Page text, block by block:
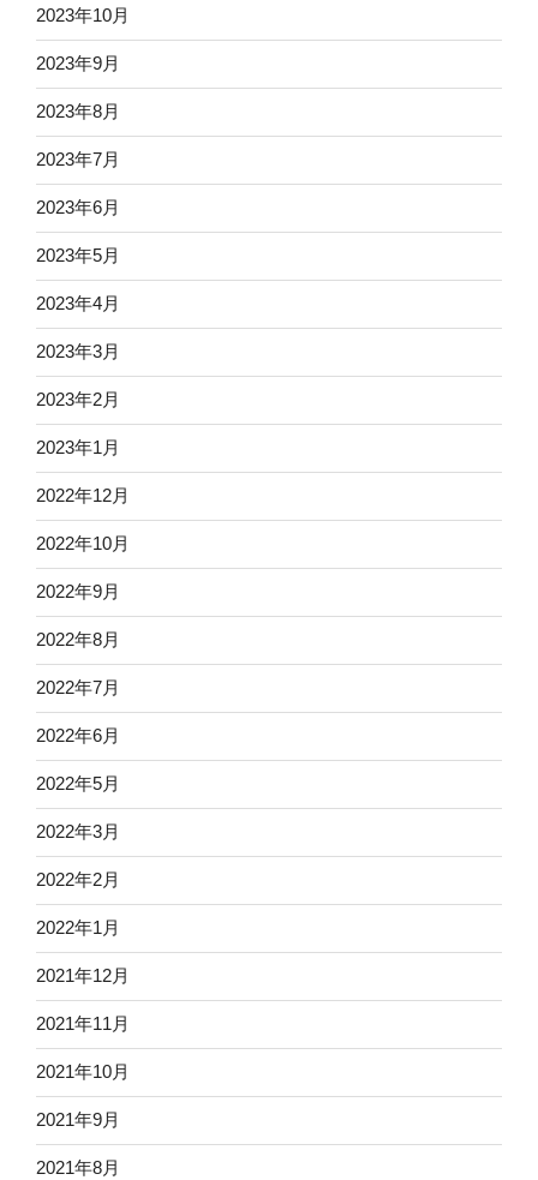
2023年10月
2023年9月
2023年8月
2023年7月
2023年6月
2023年5月
2023年4月
2023年3月
2023年2月
2023年1月
2022年12月
2022年10月
2022年9月
2022年8月
2022年7月
2022年6月
2022年5月
2022年3月
2022年2月
2022年1月
2021年12月
2021年11月
2021年10月
2021年9月
2021年8月